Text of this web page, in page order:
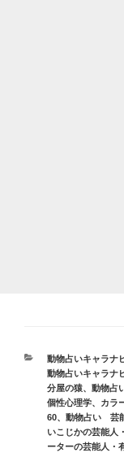
カ
テ
ゴ
リ
ー
動物占いキャラナ
動物占いキャラ
分屋の猿、 動物占
個性心理学、 カラ
60、 動物占い 芸
いこじかの芸能人
ーターの芸能人・